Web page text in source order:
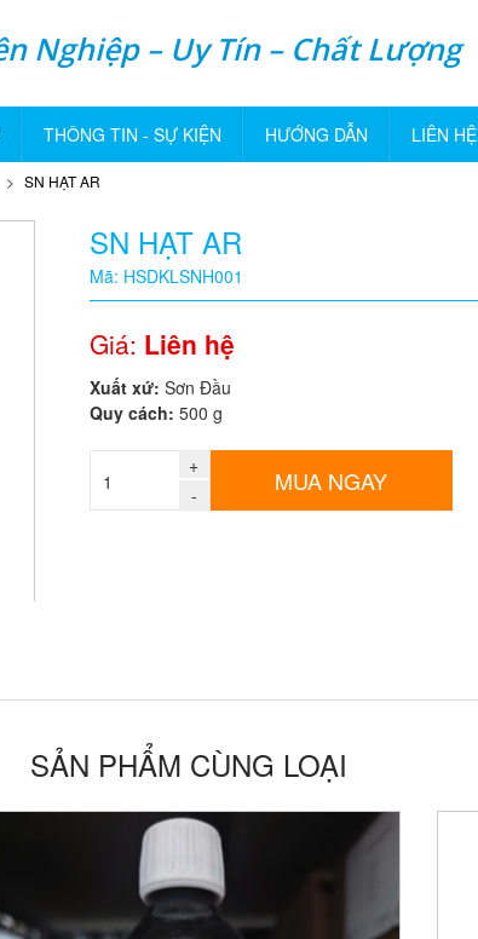
Nghiệp – Uy Tín – Chất Lượng
THÔNG TIN - SỰ KIỆN HƯỚNG DẪN LIÊN HỆ
SN HẠT AR
SN HẠT AR
Mã: HSDKLSNH001
Giá: Liên hệ
Xuất xứ: Sơn Đầu
Quy cách: 500 g
+
-
MUA NGAY
SẢN PHẨM CÙNG LOẠI